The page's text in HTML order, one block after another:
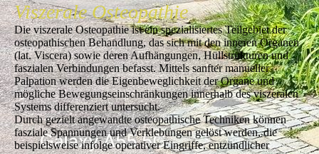
Viszerale Osteopathie
Die viszerale Osteopathie ist ein spezialisiertes Teilgebiet der
osteopathischen Behandlung, das sich mit den inneren Organen
(lat. Viscera) sowie deren Aufhängungen, Hüllstrukturen und
faszialen Verbindungen befasst. Mittels sanfter manueller
Palpation werden die Eigenbeweglichkeit der Organe und
mögliche Bewegungseinschränkungen innerhalb des viszeralen
Systems differenziert untersucht.
Durch gezielt angewandte osteopathische Techniken können
fasziale Spannungen und Verklebungen gelöst werden, die
beispielsweise infolge operativer Eingriffe, entzündlicher